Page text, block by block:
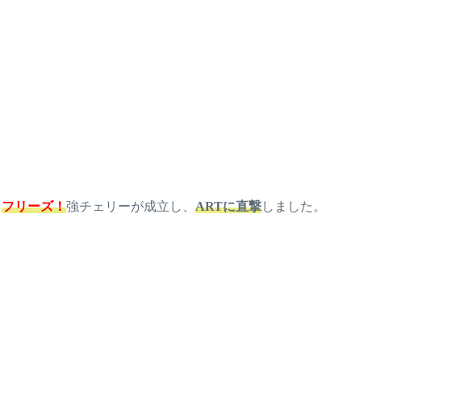
フリーズ！強チェリーが成立し、 ARTに直撃しました。